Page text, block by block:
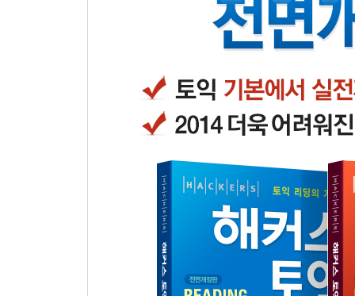
[VOCABULARY - Part V, VI]
Section 1 어휘
Chapter 01 동사
Chapter 02 명사
Chapter 03 형용사
Chapter 04 부사
Section 2 어구
Chapter 05 형용사 관련 어구
Chapter 06 동사 관련 어구 1
Chapter 07 동사 관련 어구 2
Chapter 08 명사 관련 어구